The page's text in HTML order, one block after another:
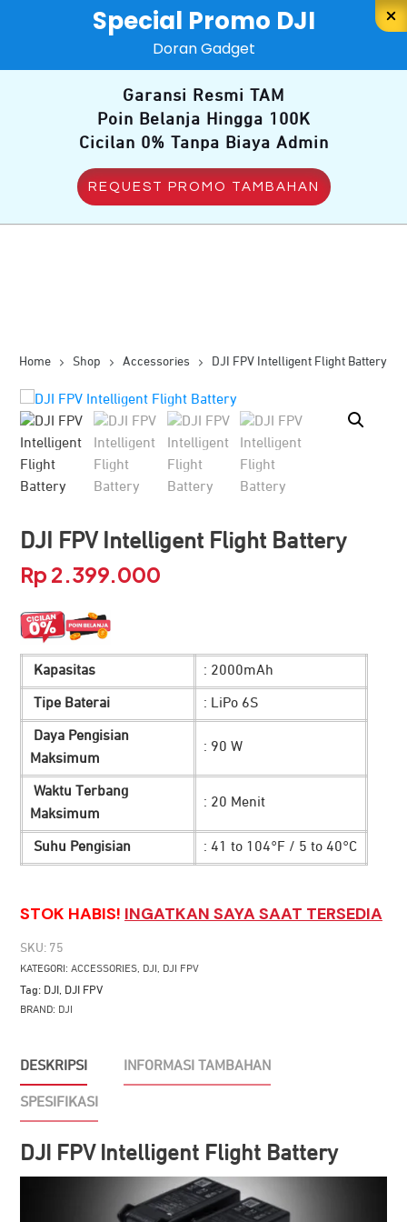
Home Shop Accessories DJI FPV Intelligent Flight Battery
DJI FPV Intelligent Flight Battery
Rp 2.399.000
Kapasitas : 2000mAh
Tipe Baterai : LiPo 6S
Daya Pengisian
Maksimum
: 90 W
Waktu Terbang
Maksimum
: 20 Menit
Suhu Pengisian : 41 to 104°F / 5 to 40°C
STOK HABIS! INGATKAN SAYA SAAT TERSEDIA
SKU: 75
KATEGORI: ACCESSORIES, DJI , DJI FPV
Tag: DJI DJI FPV
BRAND: DJI
DESKRIPSI INFORMASI TAMBAHAN
SPESIFIKASI
DJI FPV Intelligent Flight Battery
Special Promo DJI
Doran Gadget
Garansi Resmi TAM
Poin Belanja Hingga 100K
Cicilan 0% Tanpa Biaya Admin
REQUEST PROMO TAMBAHAN